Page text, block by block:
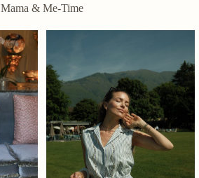
Mama & Me-Time